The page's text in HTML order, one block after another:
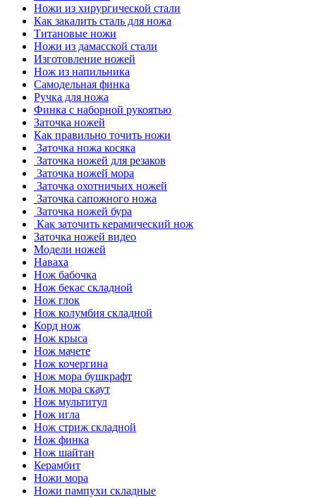
Ножи из хирургической стали
Как закалить сталь для ножа
Титановые ножи
Ножи из дамасской стали
Изготовление ножей
Нож из напильника
Самодельная финка
Ручка для ножа
Финка с наборной рукоятью
Заточка ножей
Как правильно точить ножи
Заточка ножа косяка
Заточка ножей для резаков
Заточка ножей мора
Заточка охотничьих ножей
Заточка сапожного ножа
Заточка ножей бура
Как заточить керамический нож
Заточка ножей видео
Модели ножей
Наваха
Нож бабочка
Нож бекас складной
Нож глок
Нож колумбия складной
Корд нож
Нож крыса
Нож мачете
Нож кочергина
Нож мора бушкрафт
Нож мора скаут
Нож мультитул
Нож игла
Нож стриж складной
Нож финка
Нож шайтан
Керамбит
Ножи мора
Ножи пампухи складные